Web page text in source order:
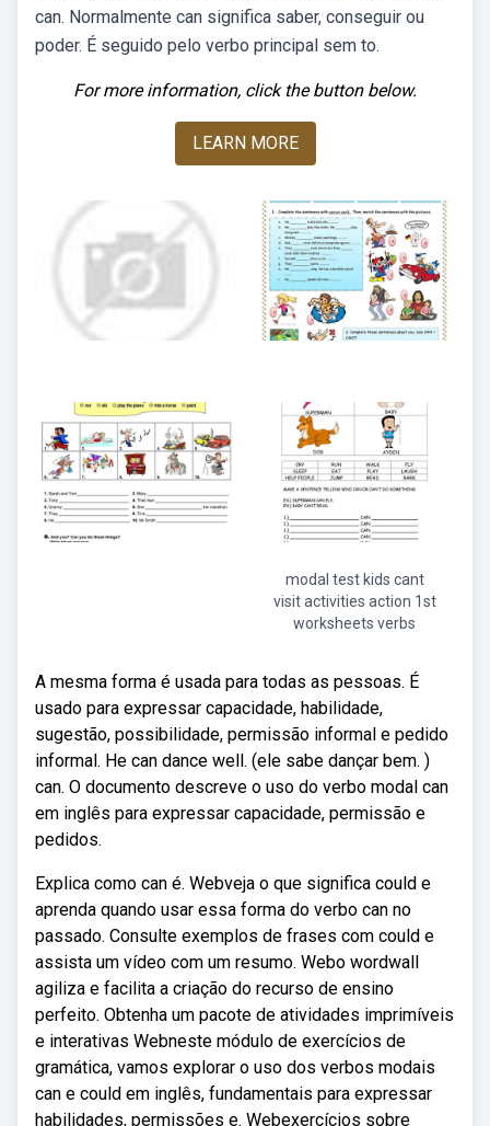
can. Normalmente can significa saber, conseguir ou
poder. É seguido pelo verbo principal sem to.
For more information, click the button below.
LEARN MORE
modal test kids cant
visit activities action 1st
worksheets verbs
A mesma forma é usada para todas as pessoas. É
usado para expressar capacidade, habilidade,
sugestão, possibilidade, permissão informal e pedido
informal. He can dance well. (ele sabe dançar bem. )
can. O documento descreve o uso do verbo modal can
em inglês para expressar capacidade, permissão e
pedidos.
Explica como can é. Webveja o que significa could e
aprenda quando usar essa forma do verbo can no
passado. Consulte exemplos de frases com could e
assista um vídeo com um resumo. Webo wordwall
agiliza e facilita a criação do recurso de ensino
perfeito. Obtenha um pacote de atividades imprimíveis
e interativas Webneste módulo de exercícios de
gramática, vamos explorar o uso dos verbos modais
can e could em inglês, fundamentais para expressar
habilidades, permissões e. Webexercícios sobre